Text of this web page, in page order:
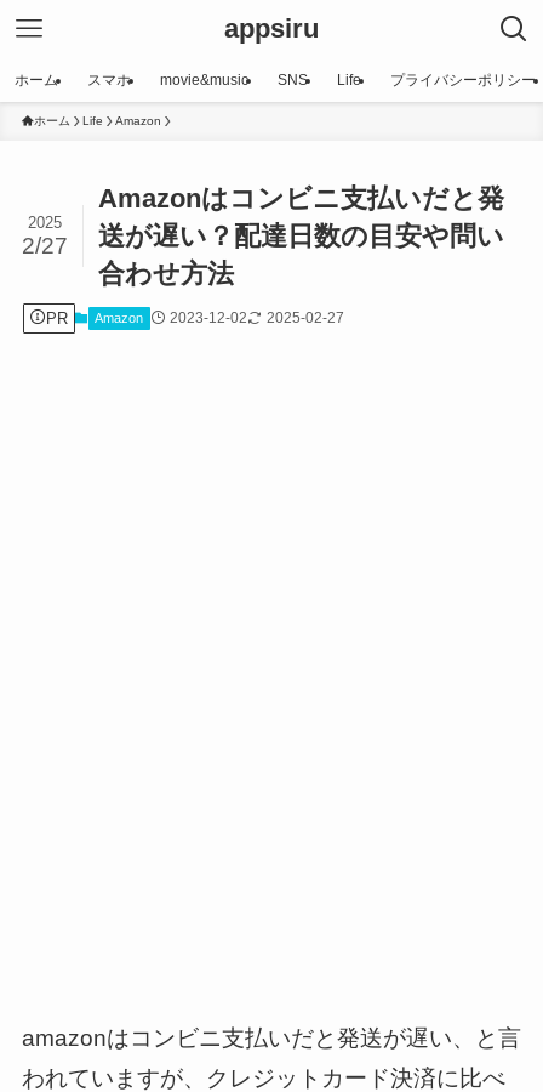
appsiru
ホーム スマホ movie&music SNS Life プライバシーポリシー
ホーム Life Amazon
Amazonはコンビニ支払いだと発
送が遅い？配達日数の目安や問い
合わせ方法
2025
2/27
PR Amazon 2023-12-02 2025-02-27
amazonはコンビニ支払いだと発送が遅い、と言
われていますが、クレジットカード決済に比べ